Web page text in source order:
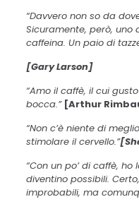
“Davvero non so da
Sicuramente, però, uno
caffeina. Un paio di
[Gary Larson]
“Amo il caffè, il cui
bocca.”[Arthur
“Non c’è niente di
stimolare il cervello.”
“Con un po’ di caffè,
diventino possibili.
improbabili, ma